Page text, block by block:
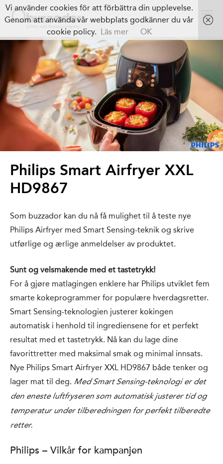
Philips Smart Airfryer XXL
HD9867
Som buzzador kan du nå få mulighet til å teste nye
Philips Airfryer med Smart Sensing-teknik og skrive
utførlige og ærlige anmeldelser av produktet.
Sunt og velsmakende med et tastetrykk!
For å gjøre matlagingen enklere har Philips utviklet fem
smarte kokeprogrammer for populære hverdagsretter.
Smart Sensing-teknologien justerer kokingen
automatisk i henhold til ingrediensene for et perfekt
resultat med et tastetrykk. Nå kan du lage dine
favorittretter med maksimal smak og minimal innsats.
Nye Philips Smart Airfryer XXL HD9867 både tenker og
lager mat til deg. Med Smart Sensing-teknologi er det
den eneste luftfryseren som automatisk justerer tid og
temperatur under tilberedningen for perfekt tilberedte
retter.
Philips – Vilkår for kampanjen
Vi använder cookies för att förbättra din upplevelse.
Genom att använda vår webbplats godkänner du vår
cookie policy. Läs mer OK